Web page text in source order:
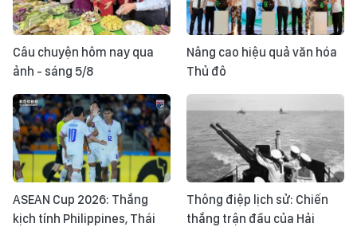
Câu chuyện hôm nay qua
ảnh - sáng 5/8
Nâng cao hiệu quả văn hóa
Thủ đô
ASEAN Cup 2026: Thắng
kịch tính Philippines, Thái
Thông điệp lịch sử: Chiến
thắng trận đầu của Hải